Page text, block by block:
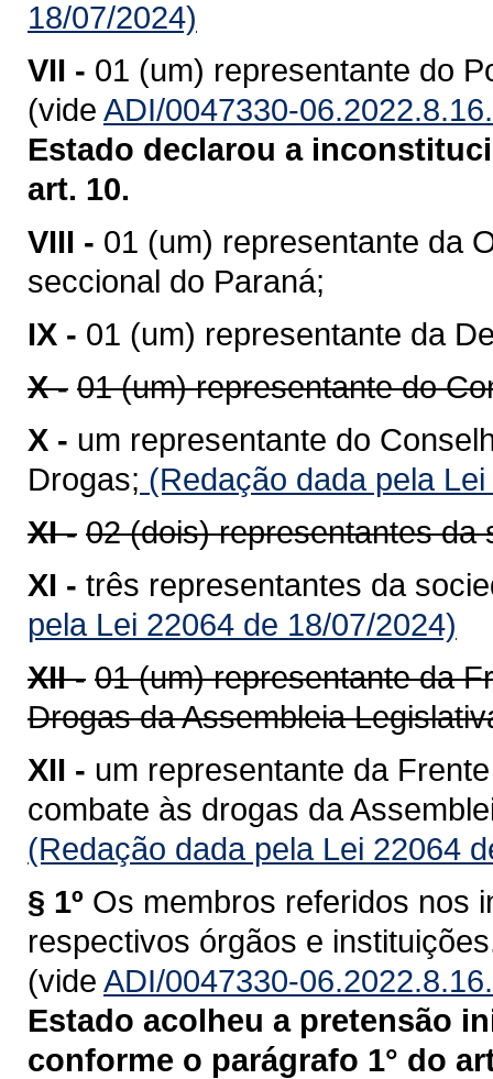
18/07/2024)
VII - 01 (um) representante do
(vide ADI/0047330-
Estado declarou a
art. 10.
VIII - 01 (um) representante da
seccional do Paraná;
IX - 01 (um) representante da
X - 01 (um) representante do
X - um representante do
Drogas; (Redação dada pela
XI - 02 (dois) representantes da
XI - três representantes da
pela Lei 22064 de 18/07/2024)
XII - 01 (um) representante da
Drogas da Assembleia
XII - um representante da
combate às drogas da
(Redação dada pela Lei 22064
§ 1º Os membros referidos nos
respectivos órgãos e
(vide ADI/0047330-
Estado acolheu a pretensão
conforme o parágrafo 1° do